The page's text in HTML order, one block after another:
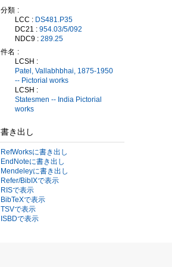
分類
LCC : DS481.P35
DC21 : 954.03/5/092
NDC9 : 289.25
件名
LCSH :
Patel, Vallabhbhai, 1875-1950
-- Pictorial works
LCSH :
Statesmen -- India Pictorial
works
書き出し
RefWorksに書き出し
EndNoteに書き出し
Mendeleyに書き出し
Refer/BibIXで表示
RISで表示
BibTeXで表示
TSVで表示
ISBDで表示